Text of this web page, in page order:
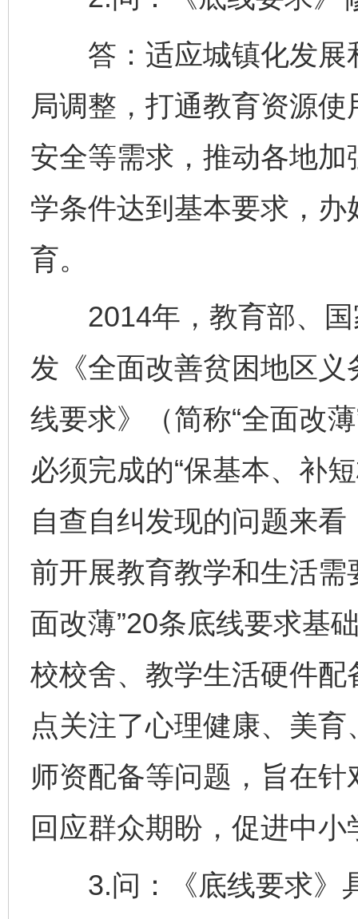
答：适应城镇化发展
局调整，打通教育资源
安全等需求，推动各地
学条件达到基本要求，
育。
2014年，教育部、国
发《全面改善贫困地区
线要求》（简称“全面改
必须完成的“保基本、补
自查自纠发现的问题来
前开展教育教学和生活需
面改薄”20条底线要求基
校校舍、教学生活硬件
点关注了心理健康、美
师资配备等问题，旨在
回应群众期盼，促进中
3.问：《底线要求》